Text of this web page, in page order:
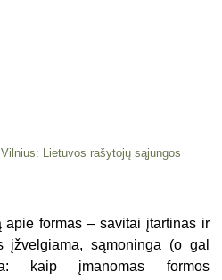
Lietuvos rašytojų sąjungos
apie formas – savitai įtartinas ir
įžvelgiama, sąmoninga (o gal
kaip įmanomas formos